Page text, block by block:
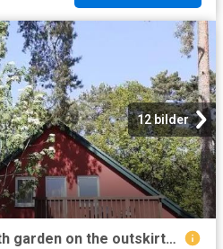
12 bilder
Beautiful apartment with garden on the outskirts of Berlin